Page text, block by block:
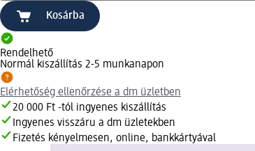
Kosárba
Rendelhető
Normál kiszállítás 2-5 munkanapon
Elérhetőség ellenőrzése a dm üzletben
20 000 Ft -tól ingyenes kiszállítás
Ingyenes visszáru a dm üzletekben
Fizetés kényelmesen, online, bankkártyával